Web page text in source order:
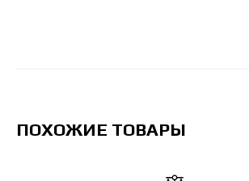
ПОХОЖИЕ ТОВАРЫ